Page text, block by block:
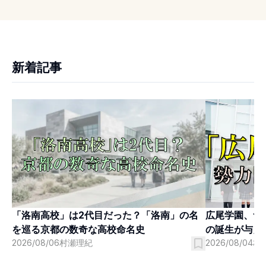
新着記事
「洛南高校」は2代目だった？「洛南」の名
を巡る京都の数奇な高校命名史
2026/08/06村瀬理紀
広尾学園、
の誕生が与え
2026/08/04村